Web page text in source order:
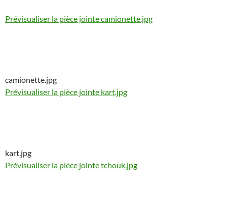
Prévisualiser la pièce jointe camionette.jpg
camionette.jpg
Prévisualiser la pièce jointe kart.jpg
kart.jpg
Prévisualiser la pièce jointe tchouk.jpg